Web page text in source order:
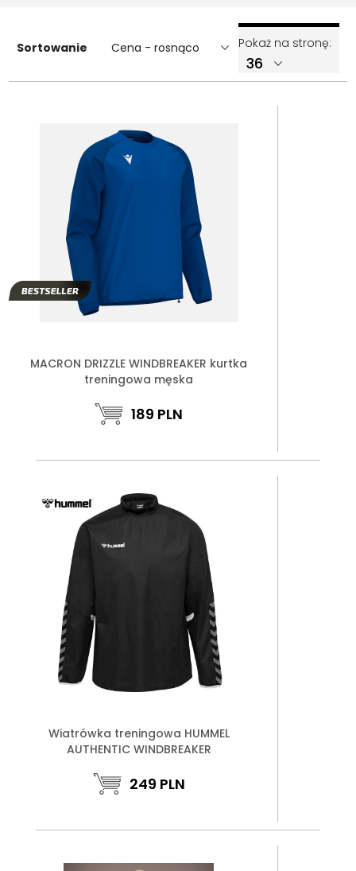
Sortowanie Cena - rosnąco Pokaż na stronę:
MACRON DRIZZLE WINDBREAKER kurtka
treningowa męska
189 PLN
Wiatrówka treningowa HUMMEL
AUTHENTIC WINDBREAKER
249 PLN